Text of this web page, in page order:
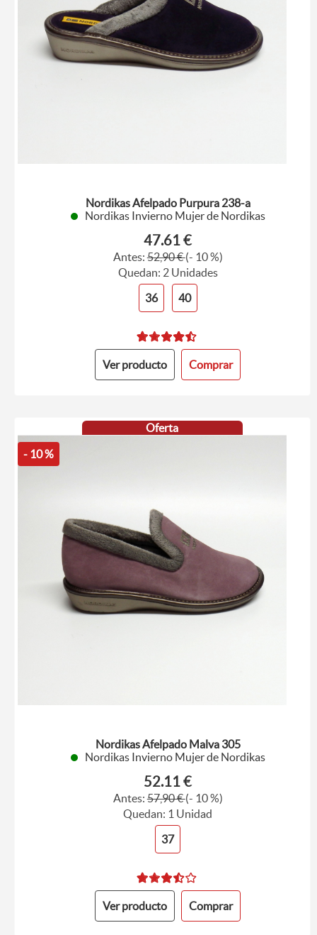
Nordikas Afelpado Purpura 238-a
Nordikas Invierno Mujer de Nordikas
47.61 €
Antes:52,90 €(- 10 %)
Quedan: 2 Unidades
36
40
Ver producto Comprar
Oferta
- 10 %
Nordikas Afelpado Malva 305
Nordikas Invierno Mujer de Nordikas
52.11 €
Antes:57,90 €(- 10 %)
Quedan: 1 Unidad
37
Ver producto Comprar